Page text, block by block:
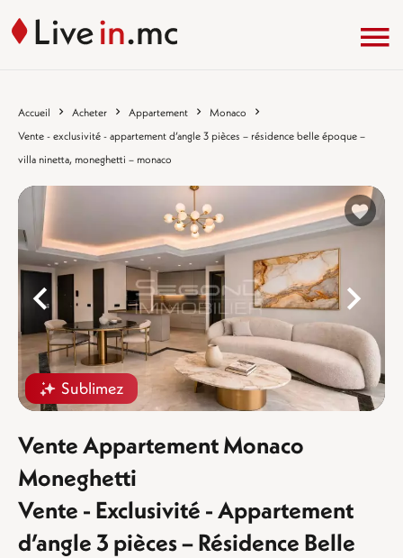
Accueil Acheter Appartement
Monaco
Vente - exclusivité - appartement d’angle 3 pièces – résidence belle époque –
villa ninetta, moneghetti – monaco
Sublimez
%}
Vente Appartement Monaco
Moneghetti
Vente - Exclusivité - Appartement
d’angle 3 pièces – Résidence Belle